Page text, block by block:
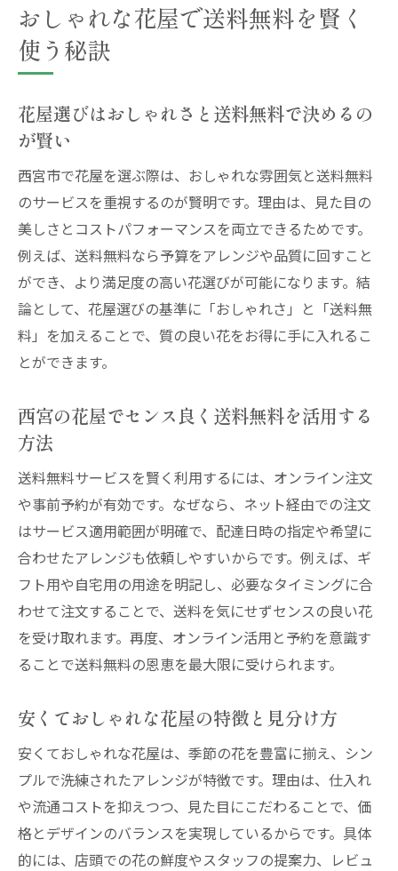
おしゃれな花屋で送料無料を賢く
使う秘訣
花屋選びはおしゃれさと送料無料で決めるの
が賢い
西宮市で花屋を選ぶ際は、おしゃれな雰囲気と送料無料
のサービスを重視するのが賢明です。理由は、見た目の
美しさとコストパフォーマンスを両立できるためです。
例えば、送料無料なら予算をアレンジや品質に回すこと
ができ、より満足度の高い花選びが可能になります。結
論として、花屋選びの基準に「おしゃれさ」と「送料無
料」を加えることで、質の良い花をお得に手に入れるこ
とができます。
西宮の花屋でセンス良く送料無料を活用する
方法
送料無料サービスを賢く利用するには、オンライン注文
や事前予約が有効です。なぜなら、ネット経由での注文
はサービス適用範囲が明確で、配達日時の指定や希望に
合わせたアレンジも依頼しやすいからです。例えば、ギ
フト用や自宅用の用途を明記し、必要なタイミングに合
わせて注文することで、送料を気にせずセンスの良い花
を受け取れます。再度、オンライン活用と予約を意識す
ることで送料無料の恩恵を最大限に受けられます。
安くておしゃれな花屋の特徴と見分け方
安くておしゃれな花屋は、季節の花を豊富に揃え、シン
プルで洗練されたアレンジが特徴です。理由は、仕入れ
や流通コストを抑えつつ、見た目にこだわることで、価
格とデザインのバランスを実現しているからです。具体
的には、店頭での花の鮮度やスタッフの提案力、レビュ